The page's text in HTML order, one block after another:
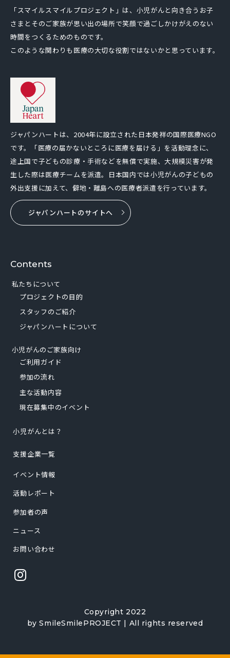
「スマイルスマイルプロジェクト」は、小児がんと向き合うお子
さまとそのご家族が思い出の場所で笑顔で過ごしかけがえのない
時間をつくるためのものです。
このような関わりも医療の大切な役割ではないかと思っています。
ジャパンハートは、2004年に設立された日本発祥の国際医療NGO
です。「医療の届かないところに医療を届ける」を活動理念に、
途上国で子どもの診療・手術などを無償で実施、大規模災害が発
生した際は医療チームを派遣。日本国内では小児がんの子どもの
外出支援に加えて、僻地・離島への医療者派遣を行っています。
ジャパンハートのサイトへ
Contents
私たちについて
プロジェクトの目的
スタッフのご紹介
ジャパンハートについて
小児がんのご家族向け
ご利用ガイド
参加の流れ
主な活動内容
現在募集中のイベント
小児がんとは？
支援企業一覧
イベント情報
活動レポート
参加者の声
ニュース
お問い合わせ
Copyright 2022
by SmileSmilePROJECT | All rights reserved